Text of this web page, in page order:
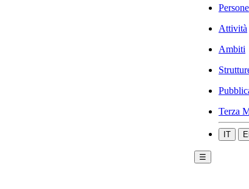
Persone
Attività
Ambiti
Terza
IT
☰